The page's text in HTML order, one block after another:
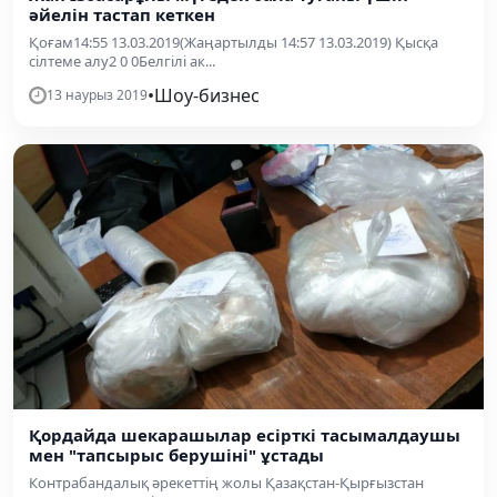
әйелін тастап кеткен
Қоғам14:55 13.03.2019(Жаңартылды 14:57 13.03.2019) Қысқа
сілтеме алу2 0 0Белгілі ак...
13 наурыз 2019•Шоу-бизнес
Қордайда шекарашылар есірткі тасымалдаушы
мен "тапсырыс берушіні" ұстады
Контрабандалық әрекеттің жолы Қазақстан-Қырғызстан